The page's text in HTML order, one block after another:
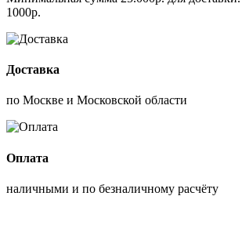
1000р.
Доставка
по Москве и Московской области
Оплата
наличными и по безналичному расчёту